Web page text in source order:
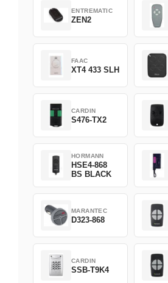
ENTREMATIC
ZEN2
FAAC
XT4 433 SLH
CARDIN
S476-TX2
HORMANN
HSE4-868
BS BLACK
MARANTEC
D323-868
CARDIN
SSB-T9K4